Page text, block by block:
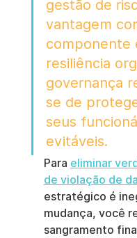
gestão de
vantagem
componente
resiliência
governança
se de
seus
evitáveis.
Para eliminar
de violação de
estratégico é
mudança, você
sangramento